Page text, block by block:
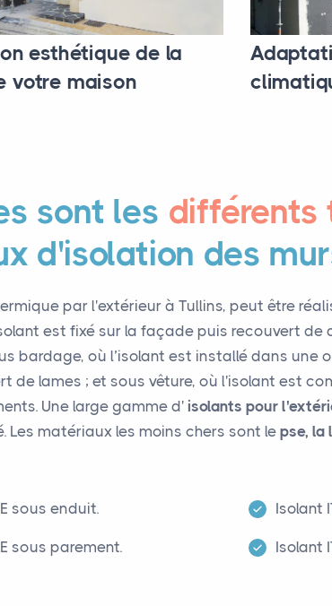
esthétique de la
votre maison
sont les différents
d'isolation des
par l'extérieur à Tullins, peut être
est fixé sur la façade puis recouvert de
bardage, où l’isolant est installé dans une
de lames ; et sous vêture, où l'isolant est
Une large gamme d' isolants pour
Les matériaux les moins chers sont le pse, la
sous enduit.
sous parement.
Isolant
Isolant